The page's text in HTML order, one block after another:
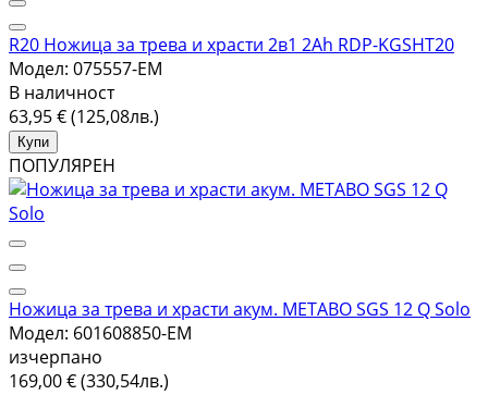
R20 Ножица за трева и храсти 2в1 2Ah RDP-KGSHT20
Модел: 075557-EM
В наличност
63,95 € (125,08лв.)
Купи
ПОПУЛЯРЕН
Ножица за трева и храсти акум. METABO SGS 12 Q Solo
Модел: 601608850-EM
изчерпано
169,00 € (330,54лв.)